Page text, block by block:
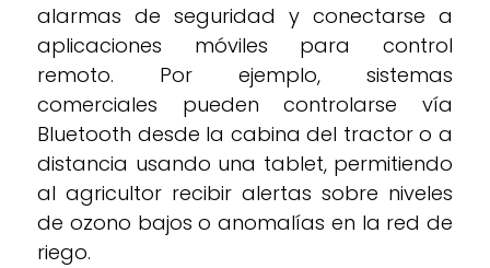
alarmas de seguridad y conectarse a
aplicaciones móviles para control
remoto. Por ejemplo, sistemas
comerciales pueden controlarse vía
Bluetooth desde la cabina del tractor o a
distancia usando una tablet, permitiendo
al agricultor recibir alertas sobre niveles
de ozono bajos o anomalías en la red de
riego.